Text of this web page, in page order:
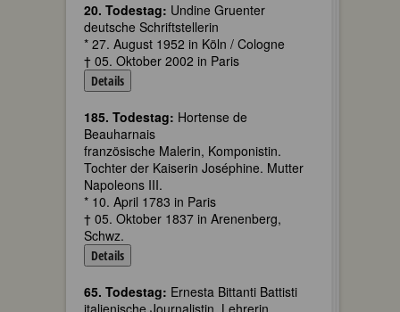
20. Todestag: Undine Gruenter
deutsche Schriftstellerin
* 27. August 1952 in Köln / Cologne
† 05. Oktober 2002 in Paris
Details
185. Todestag: Hortense de
Beauharnais
französische Malerin, Komponistin.
Tochter der Kaiserin Joséphine. Mutter
Napoleons III.
* 10. April 1783 in Paris
† 05. Oktober 1837 in Arenenberg,
Schwz.
Details
65. Todestag: Ernesta Bittanti Battisti
italienische Journalistin, Lehrerin,